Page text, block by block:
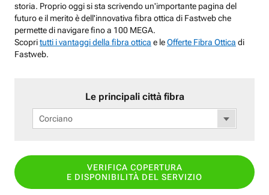
storia. Proprio oggi si sta scrivendo un'importante pagina del
futuro e il merito è dell'innovativa fibra ottica di Fastweb che
permette di navigare fino a 100 MEGA.
Scopritutti i vantaggi della fibra ottica e leOfferte Fibra Ottica di
Fastweb.
Le principali città fibra
Corciano
VERIFICA COPERTURA
E DISPONIBILITÀ DEL SERVIZIO